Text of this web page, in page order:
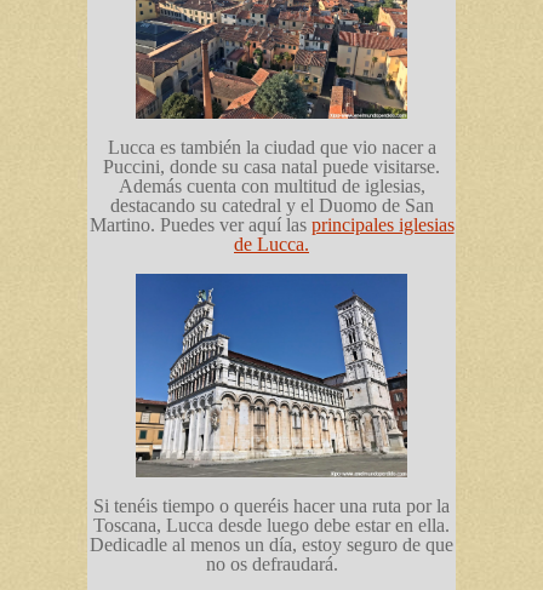
Lucca es también la ciudad que vio nacer a
Puccini, donde su casa natal puede visitarse.
Además cuenta con multitud de iglesias,
destacando su catedral y el Duomo de San
Martino. Puedes ver aquí las principales iglesias
de Lucca.
Si tenéis tiempo o queréis hacer una ruta por la
Toscana, Lucca desde luego debe estar en ella.
Dedicadle al menos un día, estoy seguro de que
no os defraudará.